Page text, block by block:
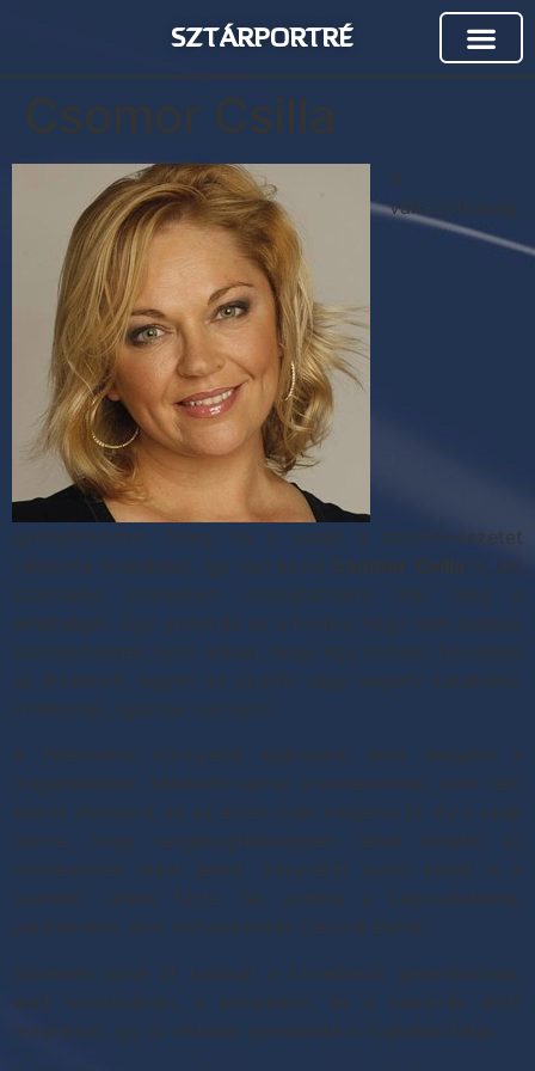
SZTÁRPORTRÉ
Csomor Csilla
A
változatosság
gyönyörködtet, főleg, ha a valaki a színművészetet
választja hivatásául. Így van ezzel Csomor Csilla is, aki
számtalan szerepben csillogtathatta már meg a
tehetségét. Úgy gondolja az a fontos, hogy nem szabad
szemérmesnek lenni abban, hogy egy színész felvállalja
az érzelmeit, legyen az pozitív vagy negatív karakterű.
Hitelesnek, igaznak kell lenni.
A félelmeket könnyebb eljátszani, mint megélni a
magánéletben. Másként van ez a szerelemmel, amit nem
szeret elemezni, ez az érzés csak megélve jó. Az a szép
benne, hogy rengetegféleképpen lehet láttatni és
mindenkinek mást jelent. Dérynéről szóló estjét is a
szerelmi szálra fűzte fel, azokra a kapcsolatokra,
partnerekre, akik befolyásolták Déryné életét.
Szívesen adná át tudását a következő generációnak,
amit hivatásában, a színpadon, és a kamerák előtt
megtanult, így az oktatás gondolata is foglalkoztatja.